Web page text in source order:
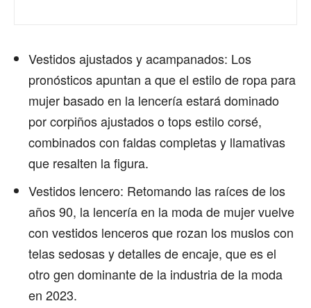
Vestidos ajustados y acampanados: Los
pronósticos apuntan a que el estilo de ropa para
mujer basado en la lencería estará dominado
por corpiños ajustados o tops estilo corsé,
combinados con faldas completas y llamativas
que resalten la figura.
Vestidos lencero: Retomando las raíces de los
años 90, la lencería en la moda de mujer vuelve
con vestidos lenceros que rozan los muslos con
telas sedosas y detalles de encaje, que es el
otro gen dominante de la industria de la moda
en 2023.